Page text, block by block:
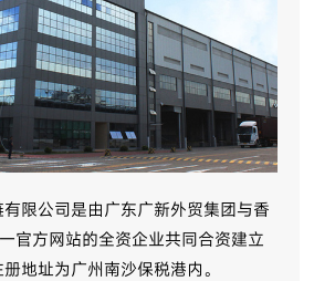
限公司是由广东广新外贸集团与香
官方网站的全资企业共同合资建立
地址为广州南沙保税港内。